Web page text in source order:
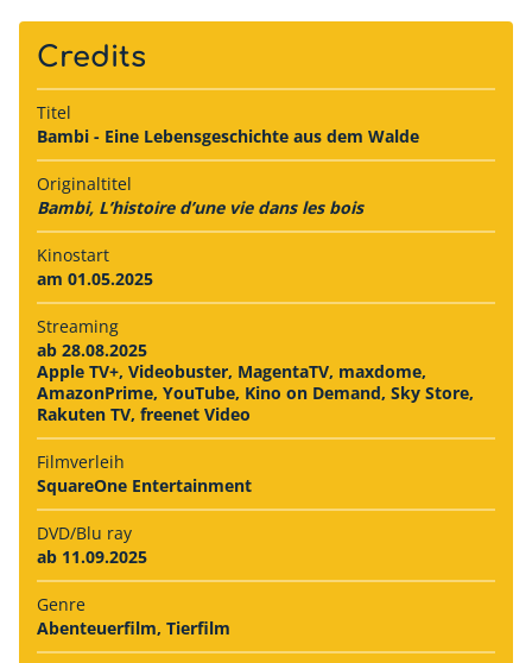
Credits
Titel
Bambi - Eine Lebensgeschichte aus dem Walde
Originaltitel
Bambi, L’histoire d’une vie dans les bois
Kinostart
am 01.05.2025
Streaming
ab 28.08.2025
Apple TV+, Videobuster, MagentaTV, maxdome,
AmazonPrime, YouTube, Kino on Demand, Sky Store,
Rakuten TV, freenet Video
Filmverleih
SquareOne Entertainment
DVD/Blu ray
ab 11.09.2025
Genre
Abenteuerfilm, Tierfilm